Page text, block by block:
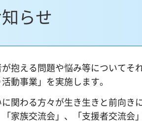
らせ
抱える問題や悩み等についてそ
動事業」を実施します。
関わる方々が生き生きと前向き
家族交流会」、「支援者交流会